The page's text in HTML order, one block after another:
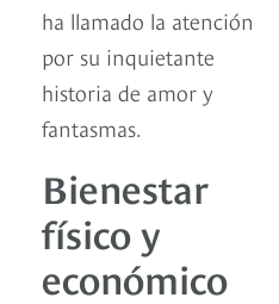
ha llamado la atención
por su inquietante
historia de amor y
fantasmas.
Bienestar
físico y
económico